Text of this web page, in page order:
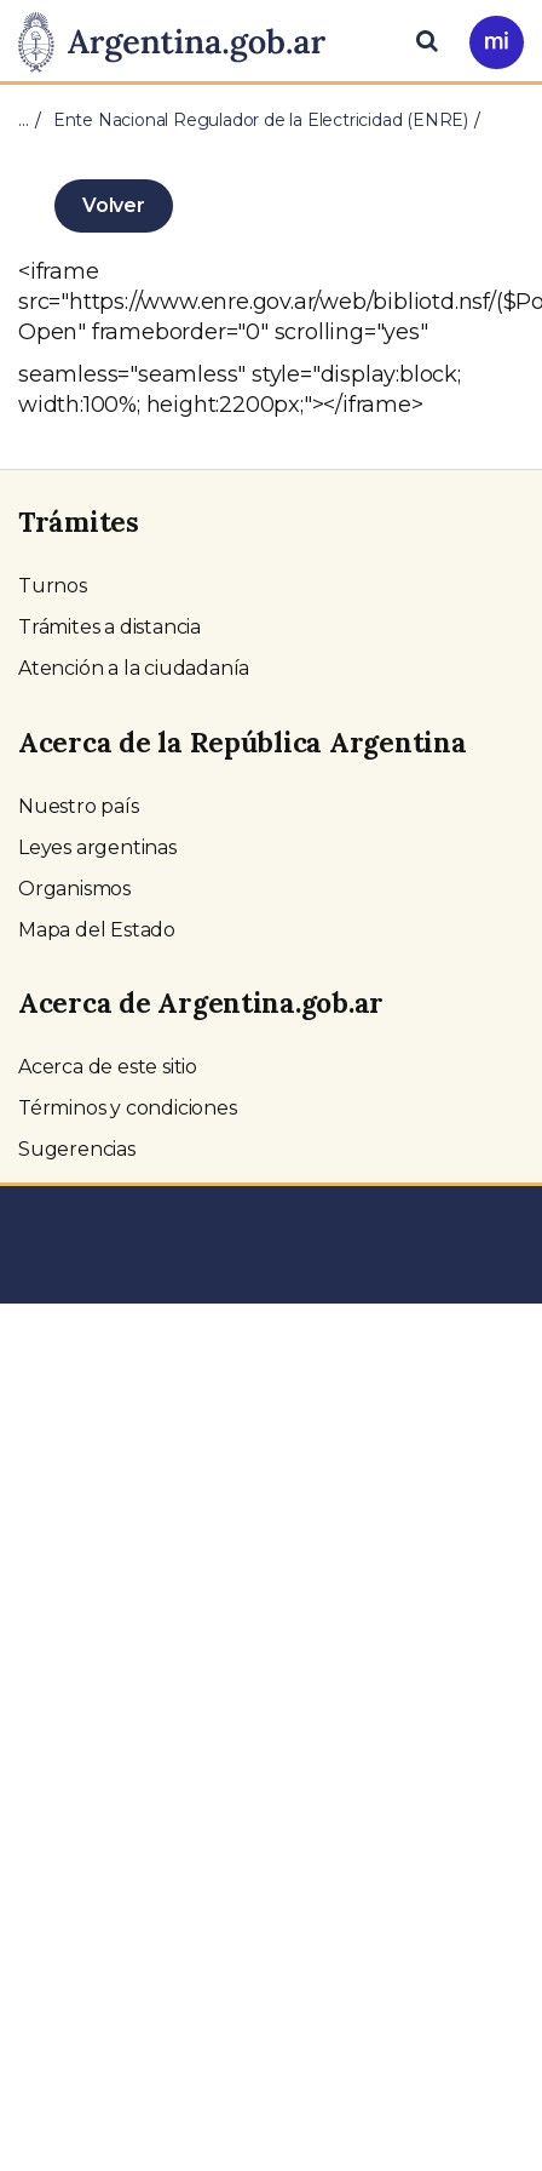
Presidencia
de
Nación
Pasar al contenido principal
Ir
a
Buscar
… Ente Nacional Regulador de la Electricidad (ENRE)
Volver
<iframe
src="https://www.enre.gov.ar/web/bibliotd.nsf/
Open" frameborder="0" scrolling="yes"
seamless="seamless" style="display:block;
width:100%; height:2200px;"></iframe>
Trámites
Turnos
Trámites a distancia
Atención a la ciudadanía
Acerca de la República Argentina
Nuestro país
Leyes argentinas
Organismos
Mapa del Estado
Acerca de Argentina.gob.ar
Acerca de este sitio
Términos y condiciones
Sugerencias